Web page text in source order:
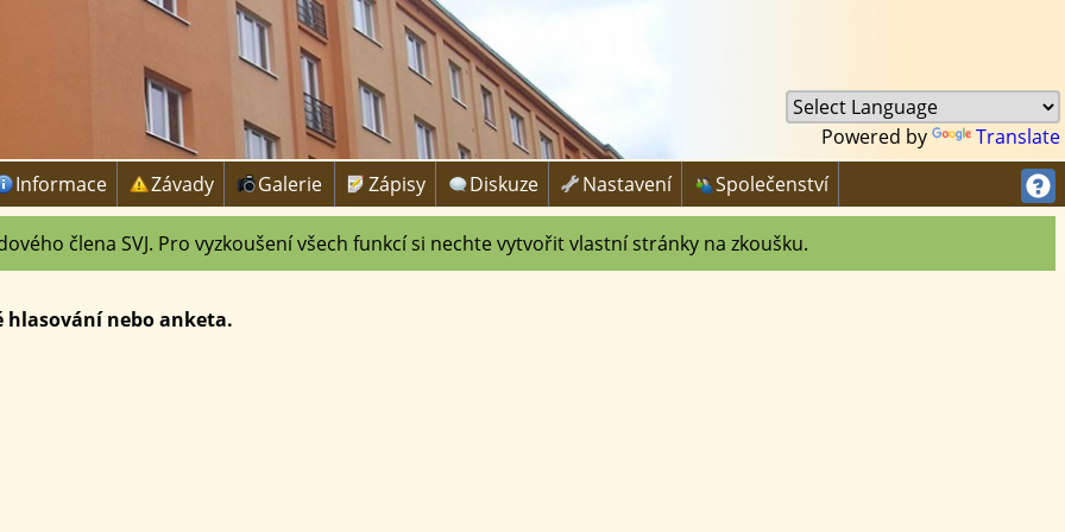
Powered by
Translate
Informace
Závady Galerie Zápisy Diskuze Nastavení Společenství 
člena SVJ. Pro vyzkoušení všech funkcí si nechte vytvořit vlastní stránky na zkoušku.
hlasování nebo anketa.